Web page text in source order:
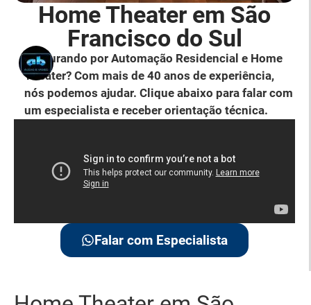
Home Theater em São
Francisco do Sul
Procurando por Automação Residencial e Home
Theater? Com mais de 40 anos de experiência,
nós podemos ajudar. Clique abaixo para falar com
um especialista e receber orientação técnica.
Falar com Especialista